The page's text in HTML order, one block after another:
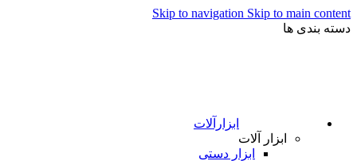
Skip to navigation Skip to main content
دسته بندی ها
ابزارآلات
ابزار آلات
ابزار دستی